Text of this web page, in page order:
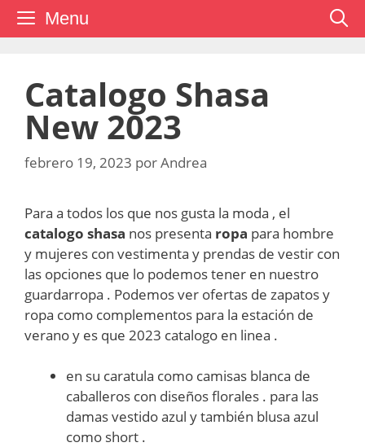
Saltar Menu
Catalogo Shasa
New 2023
febrero 19, 2023 porAndrea
Para a todos los que nos gusta la moda , el
catalogo shasa nos presenta ropa para hombre
y mujeres con vestimenta y prendas de vestir con
las opciones que lo podemos tener en nuestro
guardarropa . Podemos ver ofertas de zapatos y
ropa como complementos para la estación de
verano y es que 2023 catalogo en linea .
en su caratula como camisas blanca de
caballeros con diseños florales . para las
damas vestido azul y también blusa azul
como short .